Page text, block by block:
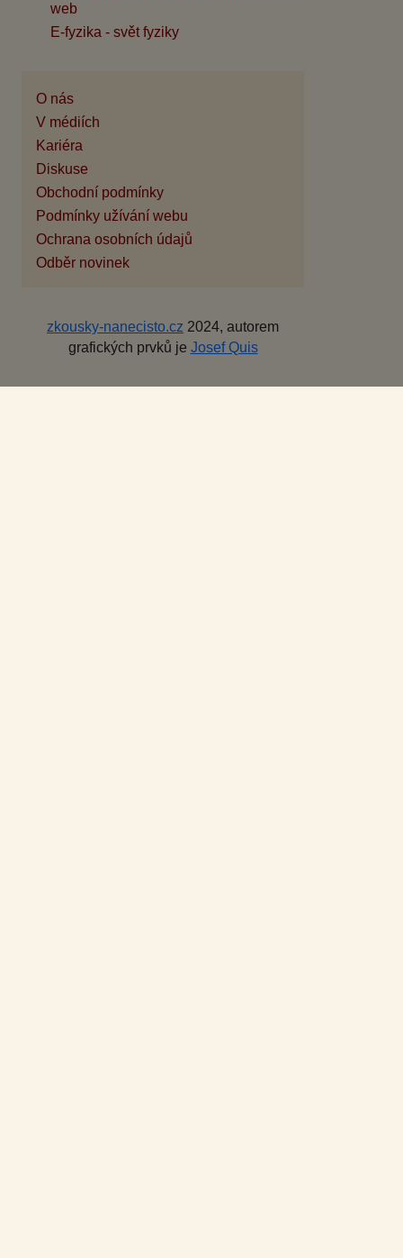
web
E-fyzika - svět fyziky
O nás
V médiích
Kariéra
Diskuse
Obchodní podmínky
Podmínky užívání webu
Ochrana osobních údajů
Odběr novinek
zkousky-nanecisto.cz 2024, autorem
grafických prvků je Josef Quis